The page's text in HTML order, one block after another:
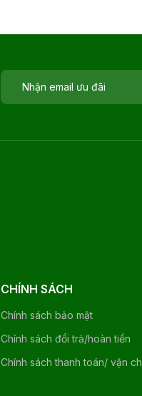
CHÍNH SÁCH
Chính sách bảo mật
Chính sách đổi trả/hoàn tiền
Chính sách thanh toán/ vận